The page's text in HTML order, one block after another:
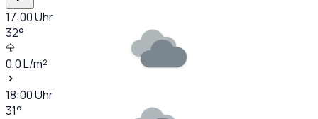
17:00Uhr
32°
0,0L/m²
18:00Uhr
31°